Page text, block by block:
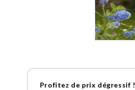
Profitez de prix dégressif !